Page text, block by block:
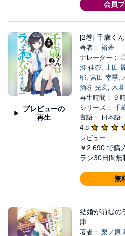
会員
プレビューの
再生
[2巻] 千歳く
著者： 裕夢
ナレーター：
澄 佳奈, 上田
耶, 宮田 幸季,
酒巻 光宏, 木
再生時間： 9
シリーズ： 千
言語： 日本語
4.8
レビュー
￥2,690 で購
ラン30日間無
無
結婚が前提
庫
著者： 栗ノ原